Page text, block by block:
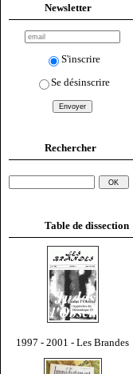
Newsletter
S'inscrire
Se désinscrire
Rechercher
Table de dissection
1997 - 2001 - Les Brandes